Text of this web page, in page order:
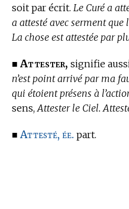
soit par écrit. Le Curé a
a attesté avec serment que
La chose est attestée par
■ Attester, signifie
n’est point arrivé par ma
qui étoient présens à
sens,Attester le Ciel.
■Attesté, ée. part.